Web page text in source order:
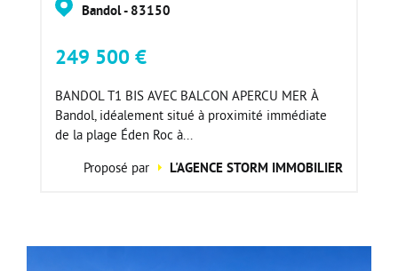
Bandol - 83150
249 500 €
BANDOL T1 BIS AVEC BALCON APERCU MER À
Bandol, idéalement situé à proximité immédiate
de la plage Éden Roc à...
Proposé par
L'AGENCE STORM IMMOBILIER